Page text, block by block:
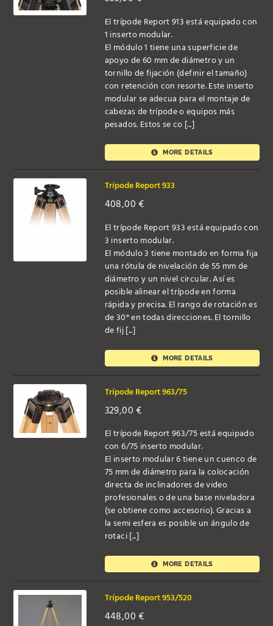
El trípode Report 913 está equipado con
1 inserto modular.
El módulo 1 tiene una superficie de
apoyo de 60 mm de diámetro y un
tornillo de fijación (definir el tamaño)
con retención con resorte. Este inserto
modular se adecua para el montaje de
cabezas de trípode o equipos más
pesados. Estos se co [...]
MORE DETAILS
Trípode Report 933
408,00€
El trípode Report 933 está equipado con
3 inserto modular.
El módulo 3 tiene montado en forma fija
una rótula de nivelación de 55 mm de
diámetro y un nivel circular. Así es
posible alinear el trípode en forma
rápida y precisa. El rango de rotación es
de 30° en todas direcciones. El tornillo
de fij [...]
MORE DETAILS
Trípode Report 963/75
329,00€
El trípode Report 963/75 está equipado
con 6/75 inserto modular.
El inserto modular 6 tiene un cuenco de
75 mm de diámetro para la colocación
directa de inclinadores de video
profesionales o de una base niveladora
(se obtiene como accesorio). Gracias a
la semi esfera es posible un ángulo de
rotaci [...]
MORE DETAILS
Trípode Report 953/520
448,00€